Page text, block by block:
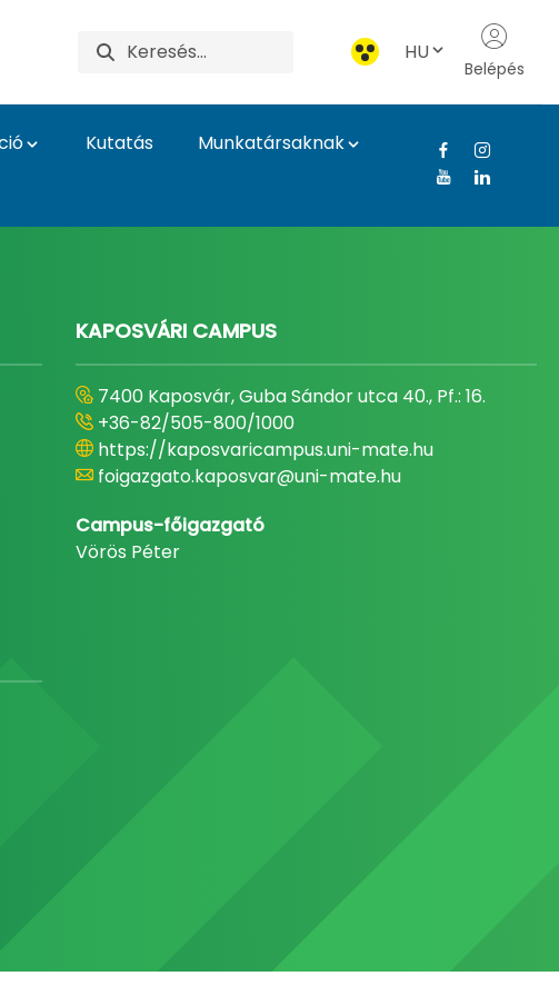
HU
Belépés
Kutatás
Munkatársaknak
KAPOSVÁRI CAMPUS
7400 Kaposvár, Guba Sándor utca 40., Pf.: 16.
+36-82/505-800/1000
https://kaposvaricampus.uni-mate.hu
foigazgato.kaposvar@uni-mate.hu
Campus-főigazgató
Vörös Péter